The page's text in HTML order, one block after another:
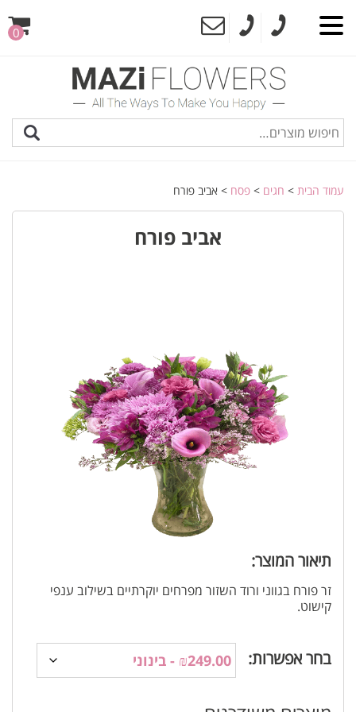
0
עמוד הבית > חגים > פסח > אביב פורח
אביב פורח
תיאור המוצר:
זר פורח בגווני ורוד השזור מפרחים יוקרתיים בשילוב ענפי
קישוט.
בחר אפשרות: